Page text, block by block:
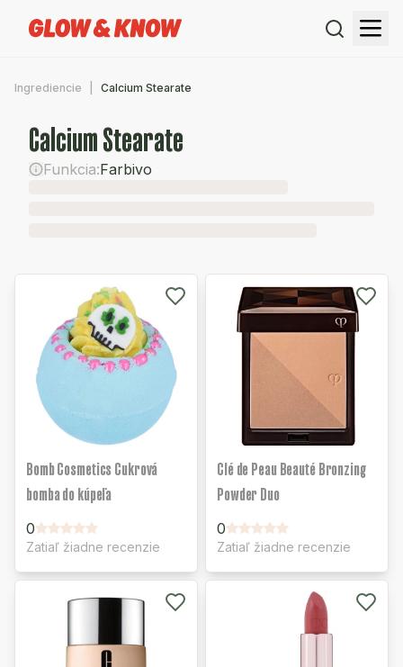
Ingrediencie Calcium Stearate
Calcium Stearate
Funkcia:Farbivo
Bomb Cosmetics Cukrová
bomba do kúpeľa
0
Zatiaľ žiadne recenzie
Clé de Peau Beauté Bronzing
Powder Duo
0
Zatiaľ žiadne recenzie